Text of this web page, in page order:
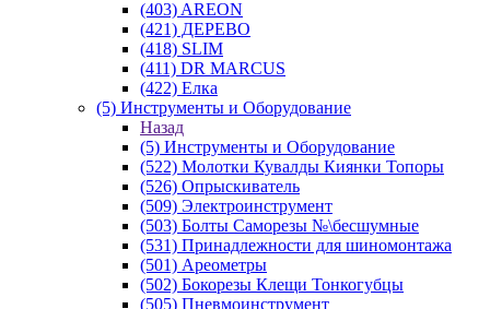
(403) AREON
(421) ДЕРЕВО
(418) SLIM
(411) DR MARCUS
(422) Елка
(5) Инструменты и Оборудование
Назад
(5) Инструменты и Оборудование
(522) Молотки Кувалды Киянки Топоры
(526) Опрыскиватель
(509) Электроинструмент
(503) Болты Саморезы №\бесшумные
(531) Принадлежности для шиномонтажа
(501) Ареометры
(502) Бокорезы Клещи Тонкогубцы
(505) Пневмоинструмент